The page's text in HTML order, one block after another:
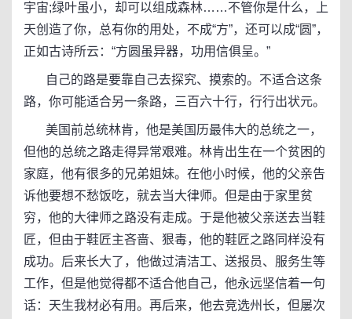
宇宙;绿叶虽小，却可以组成森林……不管你是什么，上
天创造了你，总有你的用处，不成“方”，还可以成“圆”，
正如古诗所云：“方圆虽异器，功用信俱呈。”
自己的路是要靠自己去探究、摸索的。不适合这条
路，你可能适合另一条路，三百六十行，行行出状元。
美国前总统林肯，他是美国历最伟大的总统之一，
但他的总统之路走得异常艰难。林肯出生在一个贫困的
家庭，他有很多的兄弟姐妹。在他小时候，他的父亲告
诉他要想不愁饭吃，就去当大律师。但是由于家里贫
穷，他的大律师之路没有走成。于是他被父亲送去当鞋
匠，但由于鞋匠主吝啬、狠毒，他的鞋匠之路同样没有
成功。后来长大了，他做过清洁工、送报员、服务生等
工作，但是他觉得都不适合他自己，他永远坚信着一句
话：天生我材必有用。再后来，他去竞选州长，但屡次